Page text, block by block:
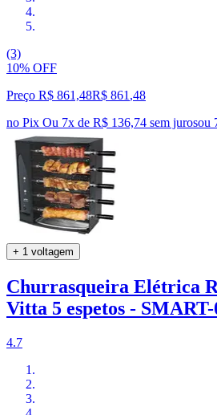
(3)
10% OFF
Preço R$ 861,48R$ 861 ,48
no Pix Ou 7x de R$ 136,74 sem jurosou
+ 1 voltagem
Churrasqueira Elétrica
Vitta 5 espetos - SMART-
4.7